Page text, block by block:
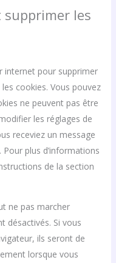
supprimer les
internet pour supprimer
cookies. Vous pouvez
ne peuvent pas être
les réglages de
receviez un message
plus d’informations
de la section
ne pas marcher
désactivés. Si vous
ils seront de
lorsque vous